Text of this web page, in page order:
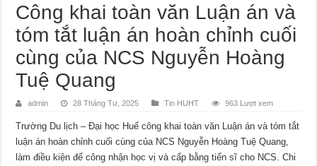
Công khai toàn văn Luận án và
tóm tắt luận án hoàn chỉnh cuối
cùng của NCS Nguyễn Hoàng
Tuệ Quang
admin 28 Tháng Tư, 2025 Tin HUHT 963 Lượt xem
Trường Du lịch – Đại học Huế công khai toàn văn Luận án và tóm tắt
luận án hoàn chỉnh cuối cùng của NCS Nguyễn Hoàng Tuệ Quang,
làm điều kiện để công nhận học vị và cấp bằng tiến sĩ cho NCS. Chi